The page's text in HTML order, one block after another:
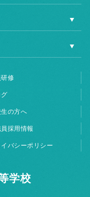
修
の方へ
採用情報
バシーポリシー
学校